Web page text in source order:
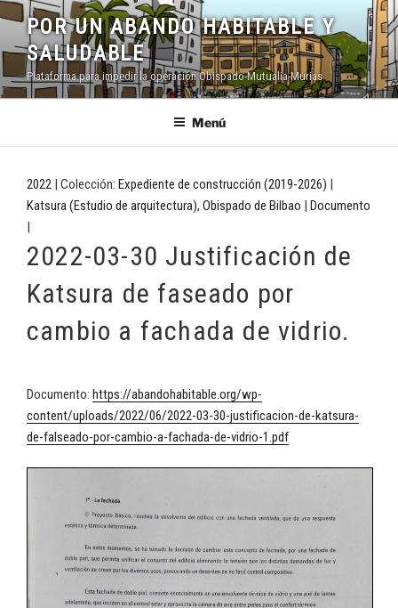
Saltar
contenido
POR UN ABANDO HABITABLE Y
SALUDABLE
Plataforma para impedir la operación Obispado-Mutualia-Murias
Menú
2022 | Colección: Expediente de construcción (2019-2026) |
Katsura (Estudio de arquitectura), Obispado de Bilbao | Documento
|
2022-03-30 Justificación de
Katsura de faseado por
cambio a fachada de vidrio.
Documento: https://abandohabitable.org/wp-
content/uploads/2022/06/2022-03-30-justificacion-de-katsura-
de-falseado-por-cambio-a-fachada-de-vidrio-1.pdf